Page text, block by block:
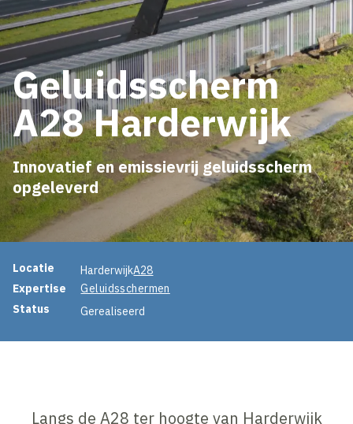
Geluidsscherm
A28 Harderwijk
Innovatief en emissievrij geluidsscherm
opgeleverd
Projectinformatie
Locatie HarderwijkA28
Expertise
Geluidsschermen
Status
Gerealiseerd
Langs de A28 ter hoogte van Harderwijk